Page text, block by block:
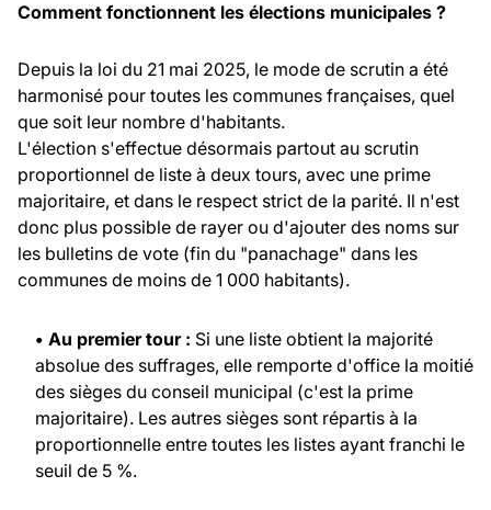
Comment fonctionnent les élections municipales ?
Depuis la loi du 21 mai 2025, le mode de scrutin a été
harmonisé pour toutes les communes françaises, quel
que soit leur nombre d'habitants.
L'élection s'effectue désormais partout au scrutin
proportionnel de liste à deux tours, avec une prime
majoritaire, et dans le respect strict de la parité. Il n'est
donc plus possible de rayer ou d'ajouter des noms sur
les bulletins de vote (fin du "panachage" dans les
communes de moins de 1 000 habitants).
• Au premier tour : Si une liste obtient la majorité
absolue des suffrages, elle remporte d'office la moitié
des sièges du conseil municipal (c'est la prime
majoritaire). Les autres sièges sont répartis à la
proportionnelle entre toutes les listes ayant franchi le
seuil de 5 %.